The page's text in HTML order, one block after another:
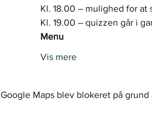
Kl. 18.00 – mulighed for at
Kl. 19.00 – quizzen går i
Menu
Vis mere
Google Maps blev blokeret på